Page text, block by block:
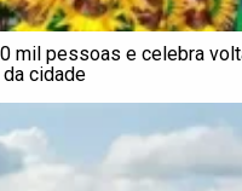
mil pessoas e celebra
cidade